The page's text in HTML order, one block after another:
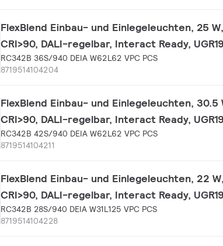
FlexBlend Einbau- und Einlegeleuchten, 25
CRI>90, DALI-regelbar, Interact Ready,
RC342B 36S/940 DEIA W62L62 VPC PCS
8719514104204
FlexBlend Einbau- und Einlegeleuchten, 30.5
CRI>90, DALI-regelbar, Interact Ready,
RC342B 42S/940 DEIA W62L62 VPC PCS
8719514104211
FlexBlend Einbau- und Einlegeleuchten, 22
CRI>90, DALI-regelbar, Interact Ready,
RC342B 28S/940 DEIA W31L125 VPC PCS
8719514104228